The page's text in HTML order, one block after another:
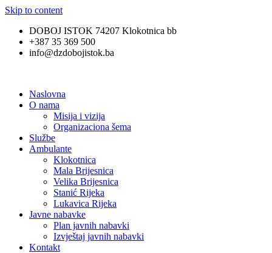
Skip to content
DOBOJ ISTOK 74207 Klokotnica bb
+387 35 369 500
info@dzdobojistok.ba
Naslovna
O nama
Misija i vizija
Organizaciona šema
Službe
Ambulante
Klokotnica
Mala Brijesnica
Velika Brijesnica
Stanić Rijeka
Lukavica Rijeka
Javne nabavke
Plan javnih nabavki
Izvještaj javnih nabavki
Kontakt